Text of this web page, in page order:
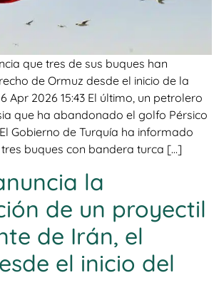
que tres de sus buques han
de Ormuz desde el inicio de la
Apr 2026 15:43 El último, un petrolero
que ha abandonado el golfo Pérsico
Gobierno de Turquía ha informado
buques con bandera turca […]
la
de un proyectil
de Irán, el
el inicio del